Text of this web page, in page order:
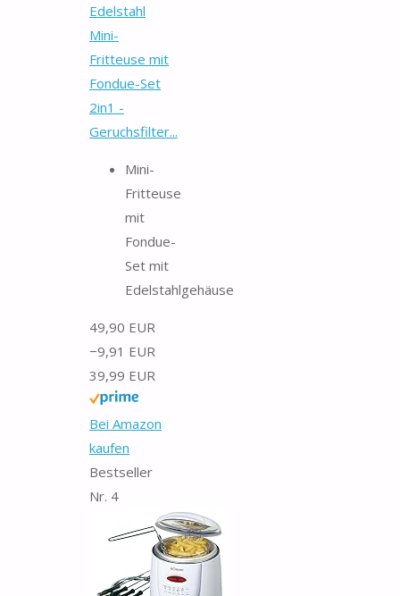
Edelstahl
Mini-
Fritteuse mit
Fondue-Set
2in1 -
Geruchsfilter...
Mini-
Fritteuse
mit
Fondue-
Set mit
Edelstahlgehäuse
49,90 EUR
−9,91 EUR
39,99 EUR
Bei Amazon
kaufen
Bestseller
Nr. 4